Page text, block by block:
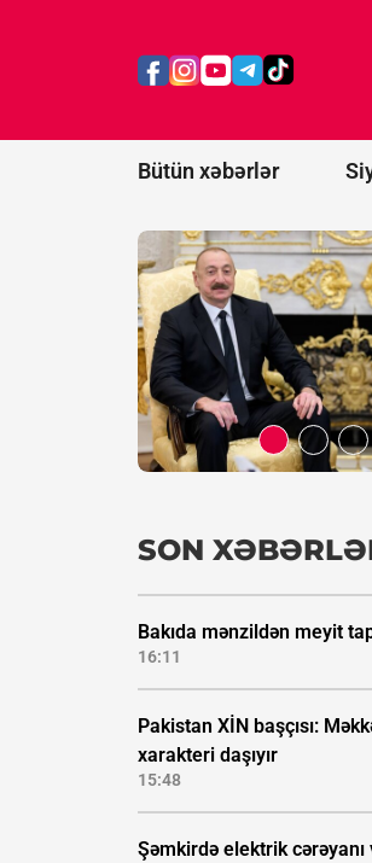
Bütün xəbərlər
praktiki
keçib -
RƏY
SON
Bakıda mənzildən meyit
16:11
Pakistan XİN başçısı:
xarakteri daşıyır
15:48
Şəmkirdə elektrik